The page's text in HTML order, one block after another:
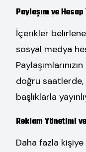
Paylaşım ve
İçerikler
sosyal medya
doğru
başlıklarla
Reklam Yönetimi
Daha fazla